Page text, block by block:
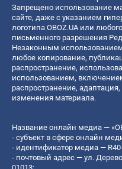
Запрещено использование
сайте, даже с указанием
логотипа OBOZ.UA или
письменного разрешения
Незаконным
любое копирование,
распространение,
использованием,
распространение,
изменения материала.
Название онлайн медиа —
- субъект в сфере онлайн
- идентификатор медиа —
- почтовый адрес — ул.